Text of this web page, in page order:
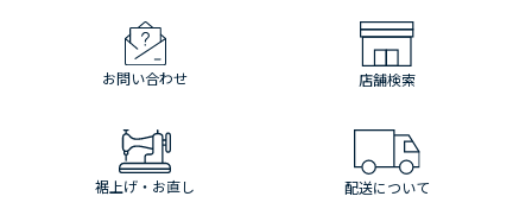
お問い合わせ 店舗検索
裾上げ・お直し 配送について